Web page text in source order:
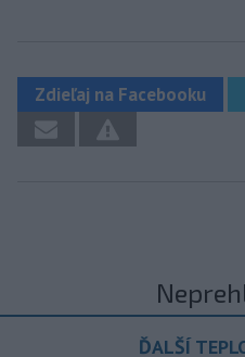
Zdieľaj na Facebooku
ĎALŠÍ